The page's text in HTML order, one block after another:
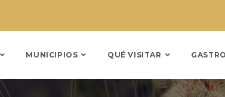
MUNICIPIOS QUÉ VISITAR